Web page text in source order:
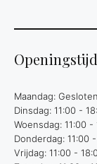
Maandag: Gesloten
Dinsdag: 11:00 -
Woensdag: 11:00 -
Donderdag: 11:00
Vrijdag: 11:00 -